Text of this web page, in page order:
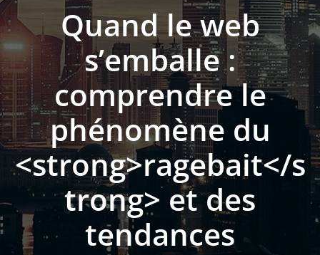
Quand le web
s’emballe :
comprendre le
phénomène du
<strong>ragebait</s
trong> et des
tendances